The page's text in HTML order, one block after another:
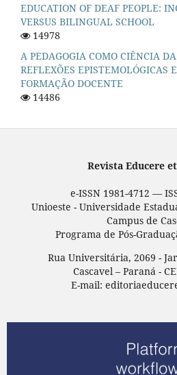
EDUCATION OF DEAF PEOPLE:
VERSUS BILINGUAL SCHOOL
14978
A PEDAGOGIA COMO CIÊNCIA
REFLEXÕES EPISTEMOLÓGICAS
FORMAÇÃO DOCENTE
14486
Revista Educere
e-ISSN 1981-4712 —
Unioeste - Universidade
Campus de
Programa de Pós-
Rua Universitária, 2069 -
Cascavel – Paraná -
E-mail: